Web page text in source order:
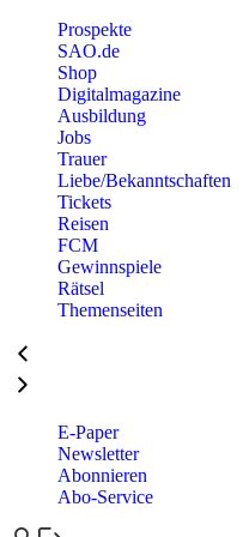
Prospekte
SAO.de
Shop
Digitalmagazine
Ausbildung
Jobs
Trauer
Liebe/Bekanntschaften
Tickets
Reisen
FCM
Gewinnspiele
Rätsel
Themenseiten
E-Paper
Newsletter
Abonnieren
Abo-Service